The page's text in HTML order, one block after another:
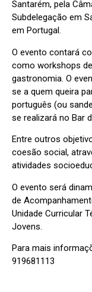
Santarém, pela
Subdelegação em
em Portugal.
O evento contará
como workshops
gastronomia. O
se a quem queira
português (ou
se realizará no Bar
Entre outros
coesão social,
atividades
O evento será
de
Unidade Curricular
Jovens.
Para mais
919681113